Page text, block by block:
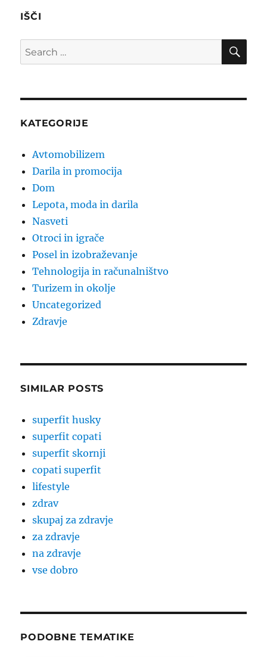
IŠČI
Search
for:
KATEGORIJE
Avtomobilizem
Darila in promocija
Dom
Lepota, moda in darila
Nasveti
Otroci in igrače
Posel in izobraževanje
Tehnologija in računalništvo
Turizem in okolje
Uncategorized
Zdravje
SIMILAR POSTS
superfit husky
superfit copati
superfit skornji
copati superfit
lifestyle
zdrav
skupaj za zdravje
za zdravje
na zdravje
vse dobro
PODOBNE TEMATIKE